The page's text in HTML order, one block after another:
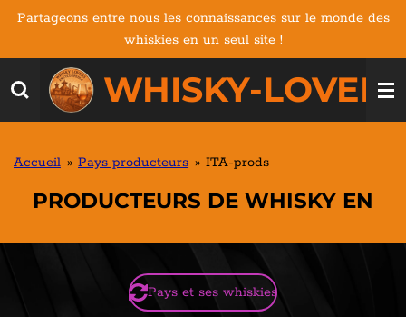
Passer
contenu
principal
WHISKY-
Partageons entre nous les connaissances sur le monde des
whiskies en un seul site !
Accueil » Pays producteurs » ITA-prods
PRODUCTEURS DE WHISKY EN
Pays et ses whiskies